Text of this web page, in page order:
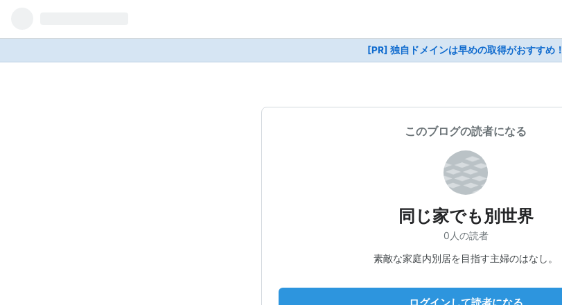
[PR] 独自ドメインは早めの取得がおすすめ！
このブログの読者になる
同じ家でも別世界
0人の読者
素敵な家庭内別居を目指す主婦のはなし。